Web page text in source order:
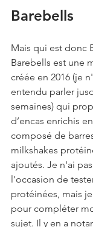
Barebells
Mais qui est donc
Barebells est une
créée en 2016 (je
entendu parler
semaines) qui
d’encas enrichis
composé de
milkshakes
ajoutés. Je n'ai
l'occasion de
protéinées, mais
pour compléter
sujet. Il y en a